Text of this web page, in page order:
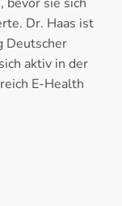
bevor sie sich
Dr. Haas ist
Deutscher
aktiv in der
E-Health